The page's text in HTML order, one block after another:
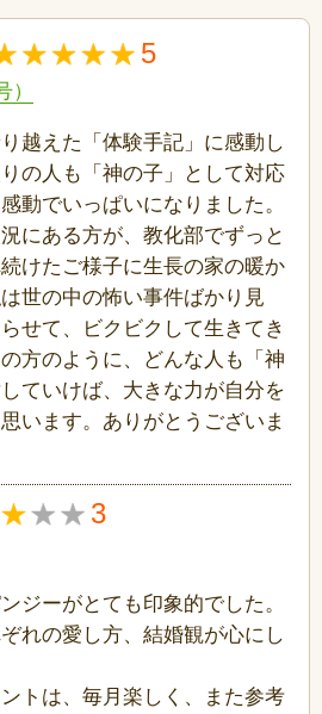
5
越えた「体験手記」に感動し
の人も「神の子」として対応
動でいっぱいになりました。
にある方が、教化部でずっと
けたご様子に生長の家の暖か
世の中の怖い事件ばかり見
せて、ビクビクして生きてき
方のように、どんな人も「神
ていけば、大きな力が自分を
います。ありがとうございま
3
ジーがとても印象的でした。
れの愛し方、結婚観が心にし
トは、毎月楽しく、また参考